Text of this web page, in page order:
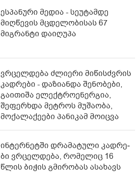
ესპანური მედია - სეუტამდე
მიღწევის მცდელობისას 67
მიგრანტი დაიღუპა
ვრცელდება ძლიერი მიწისძვრის
კადრები - დაზიანდა შენობები,
გაითიშა ელექტროენერგია,
შეფერხდა მეტროს მუშაობა,
მოქალაქეები პანიკამ მოიცვა
ინ­ტერ­ნეტ­ში დრა­მა­ტუ­ლი კად­რე­
ბი ვრცელდება, რომელიც 16
წლის ბიჭის გმირობას ასახავს